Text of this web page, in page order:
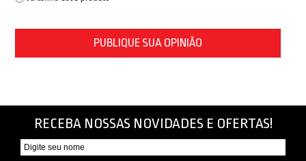
PUBLIQUE SUA OPINIÃO
RECEBA NOSSAS NOVIDADES E OFERTAS!